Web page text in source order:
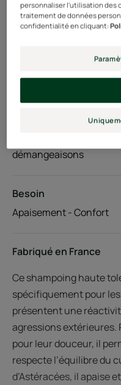
Tube Tube
200ml
Enfants - Famille -
Type de cheveux
Tous types de cheveux
démangeaisons
Besoin
Apaisement - Confort
Fabriqué en France
Ce shampoing haute
spécifiquement pour
présentent une
agressions
pour leur douceur, il
respecte l’équilibre du
d’Astéracées, il apaise
personnaliser l'utilisation des
traitement de données
confidentialité en cliquant: